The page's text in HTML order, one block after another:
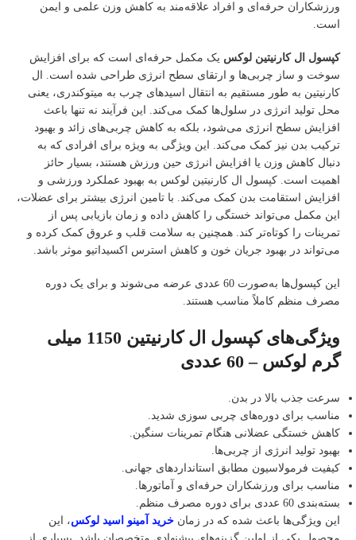
ورزشکاران حرفه‌ای و افراد علاقه‌مند به کاهش وزن علمی و ایمن
است.
کپسول ال کارنیتین لوکس یک مکمل حرفه‌ای است که برای افزایش
سوخت‌ و ساز چربی‌ها و ارتقای سطح انرژی طراحی شده است. ال
کارنیتین به طور مستقیم به انتقال اسیدهای چرب به میتوکندری، یعنی
محل تولید انرژی در سلول‌ها کمک می‌کند. این فرآیند نه تنها باعث
افزایش سطح انرژی می‌شود، بلکه به کاهش چربی‌های زائد و بهبود
ترکیب بدن نیز کمک می‌کند. این ویژگی به ویژه برای افرادی که به
دنبال کاهش وزن یا افزایش انرژی حین ورزش هستند، بسیار حائز
اهمیت است. کپسول ال کارنیتین لوکس به بهبود عملکرد ورزشی و
افزایش استقامت بدن کمک می‌کند. با تامین انرژی بیشتر برای عضلات،
این مکمل می‌تواند خستگی را کاهش داده و زمان بازیابی پس از
تمرینات را کوتاه‌تر کند. همچنین به سلامت قلب و عروق کمک کرده و
می‌تواند در بهبود جریان خون و کاهش استرس اکسیداتیو موثر باشد.
این کپسول‌ها به‌صورت 60 عددی عرضه می‌شوند و برای یک دوره
مصرف منظم کاملاً مناسب هستند.
ویژگی‌های کپسول ال کارنیتین 1150 میلی
گرم لوکس – 60 عددی
سرعت جذب بالا در بدن.
مناسب برای دوره‌های چربی‌ سوزی شدید.
کاهش خستگی عضلانی هنگام تمرینات سنگین.
بهبود تولید انرژی از چربی‌ها.
کیفیت فرمولاسیون مطابق استانداردهای جهانی.
مناسب برای ورزشکاران حرفه‌ای و آماتورها.
بسته‌بندی 60 عددی برای دوره مصرف منظم.
این ویژگی‌ها باعث شده که در زمان خرید آمینو اسید لوکس، این